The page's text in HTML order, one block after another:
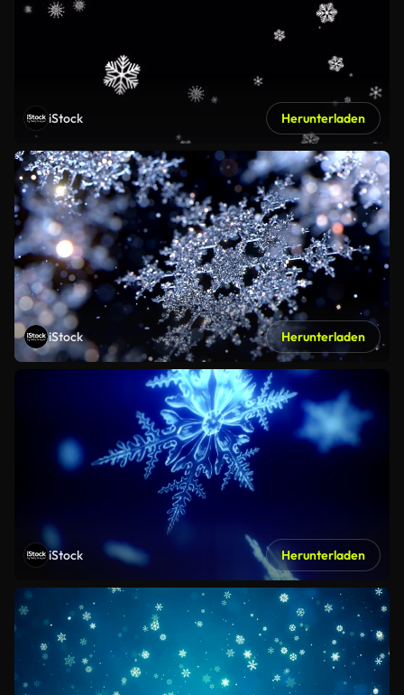
iStock Herunterladen
iStock Herunterladen
iStock Herunterladen